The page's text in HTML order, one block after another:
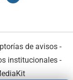
de avisos -
institucionales-